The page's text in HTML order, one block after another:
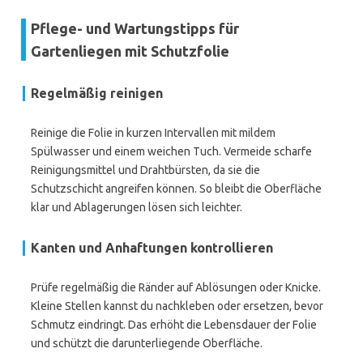
Pflege- und Wartungstipps für
Gartenliegen mit Schutzfolie
Regelmäßig reinigen
Reinige die Folie in kurzen Intervallen mit mildem
Spülwasser und einem weichen Tuch. Vermeide scharfe
Reinigungsmittel und Drahtbürsten, da sie die
Schutzschicht angreifen können. So bleibt die Oberfläche
klar und Ablagerungen lösen sich leichter.
Kanten und Anhaftungen kontrollieren
Prüfe regelmäßig die Ränder auf Ablösungen oder Knicke.
Kleine Stellen kannst du nachkleben oder ersetzen, bevor
Schmutz eindringt. Das erhöht die Lebensdauer der Folie
und schützt die darunterliegende Oberfläche.